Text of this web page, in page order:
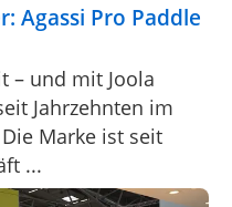
Agassi Pro Paddle
– und mit Joola
Jahrzehnten im
Marke ist seit
...